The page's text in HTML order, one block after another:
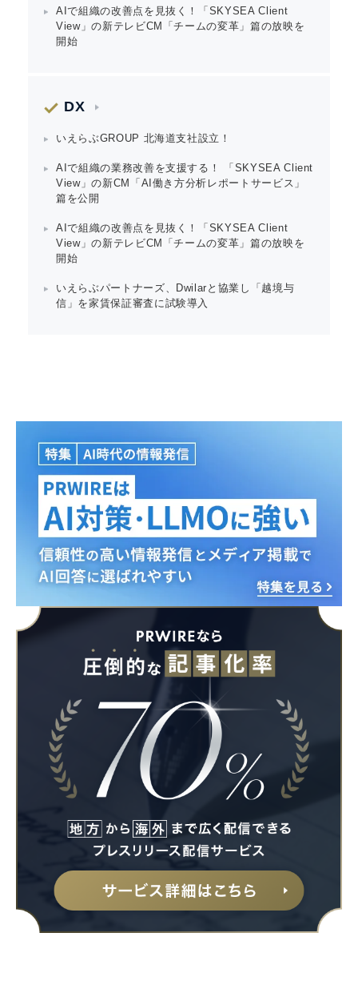
AIで組織の改善点を見抜く！「SKYSEA Client
View」の新テレビCM「チームの変革」篇の放映を
開始
DX
いえらぶGROUP 北海道支社設立！
AIで組織の業務改善を支援する！ 「SKYSEA Client
View」の新CM「AI働き方分析レポートサービス」
篇を公開
AIで組織の改善点を見抜く！「SKYSEA Client
View」の新テレビCM「チームの変革」篇の放映を
開始
いえらぶパートナーズ、Dwilarと協業し「越境与
信」を家賃保証審査に試験導入